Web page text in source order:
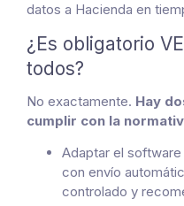
datos a Hacienda en
¿Es obligatorio
todos?
No exactamente. Hay
cumplir con la
Adaptar el
con envío
controlado y